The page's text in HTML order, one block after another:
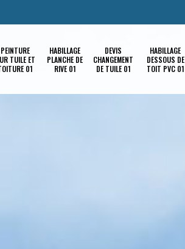
PEINTURE
TUILE ET
01
HABILLAGE
PLANCHE DE
RIVE 01
DEVIS
CHANGEMENT
DE TUILE 01
HABILLAGE
DESSOUS DE
TOIT PVC 01